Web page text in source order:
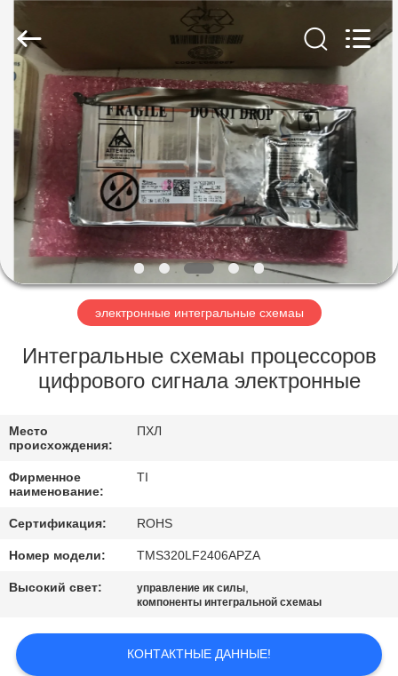
ДОМОЙ
ПРОДУКТЫ
ВИДЕОЗАПИСИ
О
НАС
ЭКСКУРСИЯ
КОНТРОЛЬ
КАЧЕСТВА
СВЯЖИТЕСЬ
С
НОВОСТИ
Rights
Reserved.
Developed
ECER
электронные интегральные схемаы
Интегральные схемаы процессоров
цифрового сигнала электронные
Место
происхождения:
ПХЛ
Фирменное
наименование:
TI
Сертификация: ROHS
Номер модели: TMS320LF2406APZA
Высокий свет: управление ик силы,
компоненты интегральной схемаы
КОНТАКТНЫЕ ДАННЫЕ!